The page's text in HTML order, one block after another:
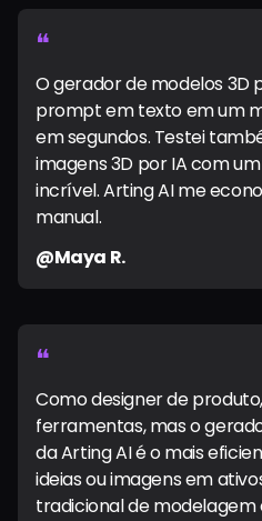
❝
O gerador de modelos 3D
prompt em texto em um
em segundos. Testei
imagens 3D por IA com
incrível. Arting AI me
manual.
@Maya R.
❝
Como designer de
ferramentas, mas o
da Arting AI é o mais
ideias ou imagens em
tradicional de modelagem